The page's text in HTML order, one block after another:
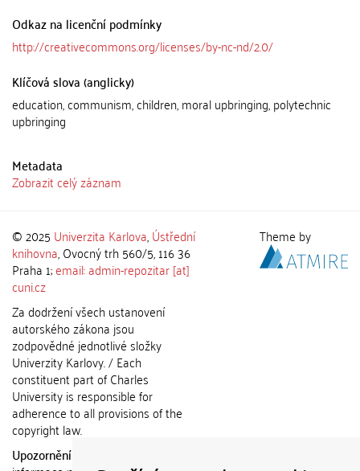
Odkaz na licenční podmínky
http://creativecommons.org/licenses/by-nc-nd/2.0/
Klíčová slova (anglicky)
education, communism, children, moral upbringing, polytechnic
upbringing
Metadata
Zobrazit celý záznam
© 2025 Univerzita Karlova,Ústřední
knihovna, Ovocný trh 560/5, 116 36
Praha 1;email: admin-repozitar [at]
cuni.cz
Za dodržení všech ustanovení
autorského zákona jsou
zodpovědné jednotlivé složky
Univerzity Karlovy. / Each
constituent part of Charles
University is responsible for
adherence to all provisions of the
copyright law.
Upozornění / Notice:
Theme by